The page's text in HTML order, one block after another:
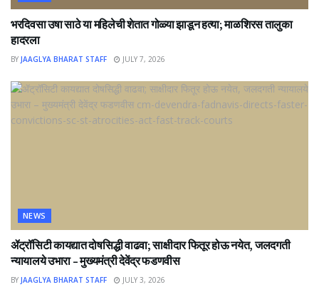
भरदिवसा उषा साठे या महिलेची शेतात गोळ्या झाडून हत्या; माळशिरस तालुका
हादरला
BY JAAGLYA BHARAT STAFF JULY 7, 2026
NEWS
ॲट्रॉसिटी कायद्यात दोषसिद्धी वाढवा; साक्षीदार फितूर होऊ नयेत, जलदगती
न्यायालये उभारा – मुख्यमंत्री देवेंद्र फडणवीस
BY JAAGLYA BHARAT STAFF JULY 3, 2026